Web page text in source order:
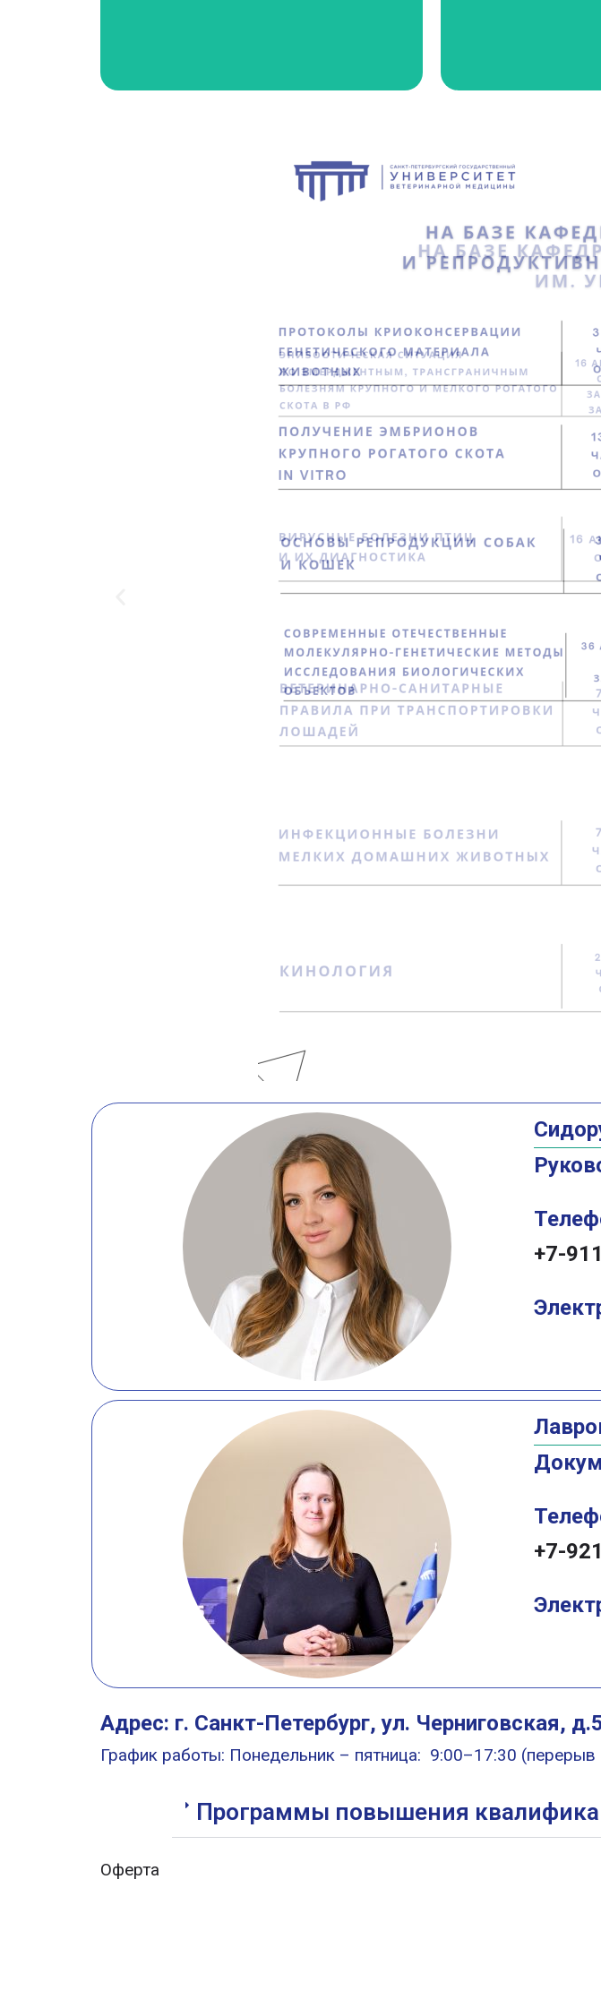
+7-
+7-
Адрес: г. Санкт-Петербург, ул. Черниговская,
График работы: Понедельник – пятница: 9:00–17:30
Программы повышения
Оферта